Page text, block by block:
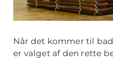
Når det kommer til
er valget af den rette